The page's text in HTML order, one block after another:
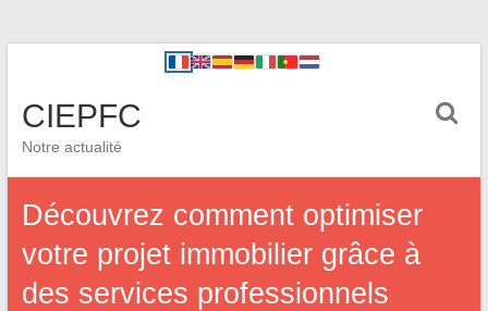
CIEPFC
Notre actualité
Découvrez comment optimiser
votre projet immobilier grâce à
des services professionnels